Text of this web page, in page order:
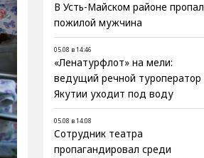
В Усть-Майском районе пропал
пожилой мужчина
05.08 в 14:46
«Ленатурфлот» на мели:
ведущий речной туроператор
Якутии уходит под воду
05.08 в 14:08
Сотрудник театра
пропагандировал среди